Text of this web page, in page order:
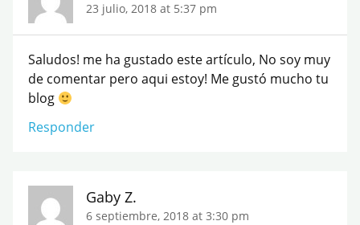
23 julio, 2018 at 5:37 pm
Saludos! me ha gustado este artículo, No soy muy
de comentar pero aqui estoy! Me gustó mucho tu
blog
Responder
Gaby Z.
6 septiembre, 2018 at 3:30 pm